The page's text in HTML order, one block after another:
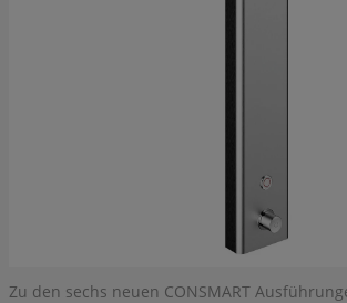
Zu den sechs neuen CONSMART